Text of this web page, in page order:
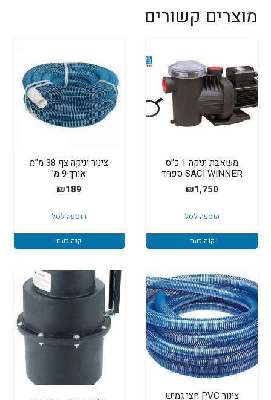
מוצרים קשורים
משאבת יניקה 1 כ"ס
SACI WINNER ספרד
₪1,750
הוספה לסל
קנה כעת
צינור יניקה צף 38 מ"מ
אורך 9 מ'
₪189
הוספה לסל
קנה כעת
צינור PVC חצי גמיש